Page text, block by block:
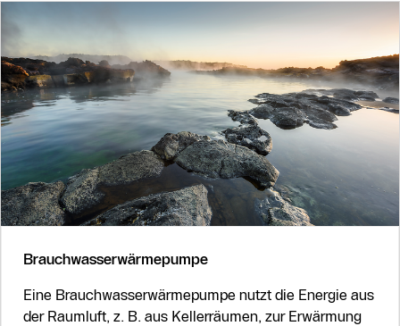
Slider Bildergalerie
Als Liste anzeigen
Slider Überspringen
Brauchwasserwärmepumpe
Eine Brauchwasserwärmepumpe nutzt die Energie aus
der Raumluft, z. B. aus Kellerräumen, zur Erwärmung